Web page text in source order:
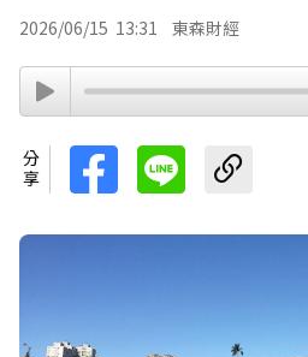
2026/06/15 13:31 東森財經
分享